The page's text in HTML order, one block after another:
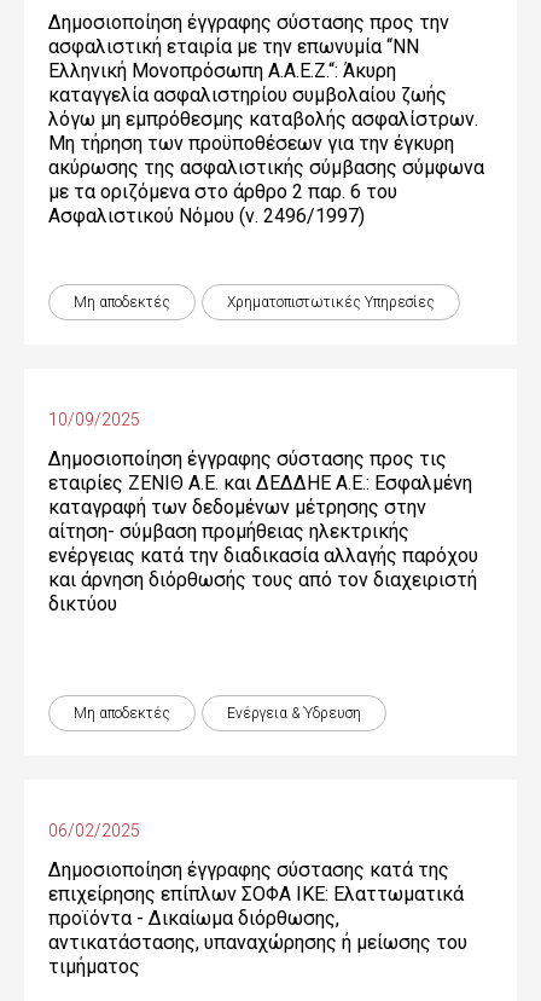
Δημοσιοποίηση έγγραφης σύστασης προς την
ασφαλιστική εταιρία με την επωνυμία “NN
Ελληνική Μονοπρόσωπη Α.Α.Ε.Ζ.“: Άκυρη
καταγγελία ασφαλιστηρίου συμβολαίου ζωής
λόγω μη εμπρόθεσμης καταβολής ασφαλίστρων.
Μη τήρηση των προϋποθέσεων για την έγκυρη
ακύρωσης της ασφαλιστικής σύμβασης σύμφωνα
με τα οριζόμενα στο άρθρο 2 παρ. 6 του
Ασφαλιστικού Νόμου (ν. 2496/1997)
Μη αποδεκτές Χρηματοπιστωτικές Yπηρεσίες
10/09/2025
Δημοσιοποίηση έγγραφης σύστασης προς τις
εταιρίες ΖΕΝΙΘ Α.Ε. και ΔΕΔΔΗΕ Α.Ε.: Εσφαλμένη
καταγραφή των δεδομένων μέτρησης στην
αίτηση- σύμβαση προμήθειας ηλεκτρικής
ενέργειας κατά την διαδικασία αλλαγής παρόχου
και άρνηση διόρθωσής τους από τον διαχειριστή
δικτύου
Μη αποδεκτές Ενέργεια & Ύδρευση
06/02/2025
Δημοσιοποίηση έγγραφης σύστασης κατά της
επιχείρησης επίπλων ΣΟΦΑ ΙΚΕ: Ελαττωματικά
προϊόντα - Δικαίωµα διόρθωσης,
αντικατάστασης, υπαναχώρησης ή µείωσης του
τιµήµατος